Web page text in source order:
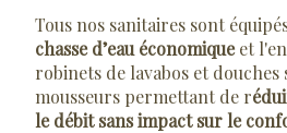
Tous nos sanitaires sont
chasse d’eau économiqueet
robinets de lavabos et douches
mousseurs permettant de r
le débit sans impact sur le